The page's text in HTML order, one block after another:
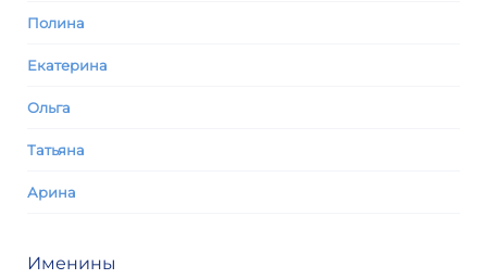
Полина
Екатерина
Ольга
Татьяна
Арина
Именины